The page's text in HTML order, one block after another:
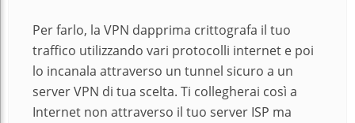
Per farlo, la VPN dapprima crittografa il tuo
traffico utilizzando vari protocolli internet e poi
lo incanala attraverso un tunnel sicuro a un
server VPN di tua scelta. Ti collegherai così a
Internet non attraverso il tuo server ISP ma